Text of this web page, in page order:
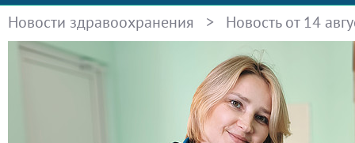
Новости здравоохранения > Новость от 14